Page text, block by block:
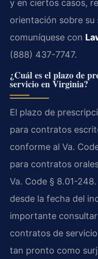
y en ciertos casos,
orientación sobre su
comuníquese con
(888) 437-7747.
¿Cuál es el plazo de
servicio en Virginia?
El plazo de
para contratos
conforme al Va.
para contratos
Va. Code § 8.01-
desde la fecha del
importante
contratos de
tan pronto como